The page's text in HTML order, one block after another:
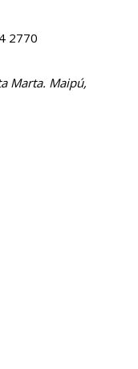
2770
Marta. Maipú,